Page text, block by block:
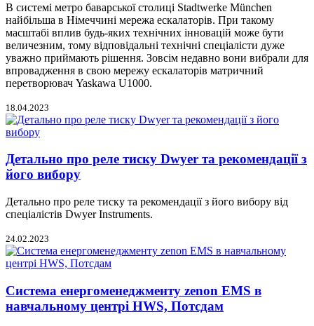
В системі метро баварської столиці Stadtwerke München
найбільша в Німеччині мережа ескалаторів. При такому
масштабі вплив будь-яких технічних інновацій може бути
величезним, тому відповідальні технічні спеціалісти дуже
уважно приймають рішення. Зовсім недавно вони вибрали для
впровадження в свою мережу ескалаторів матричний
перетворювач Yaskawa U1000.
18.04.2023
Детально про реле тиску Dwyer та рекомендації з
його вибору
Детально про реле тиску та рекомендації з його вибору від
спеціалістів Dwyer Instruments.
24.02.2023
Система енергоменеджменту zenon EMS в
навчальному центрі HWS, Потсдам